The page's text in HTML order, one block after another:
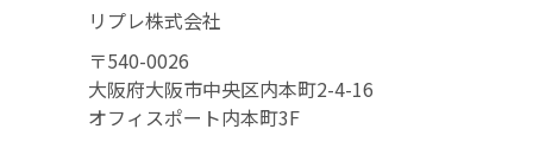
リプレ株式会社
〒540-0026
大阪府大阪市中央区内本町2-4-16
オフィスポート内本町3F